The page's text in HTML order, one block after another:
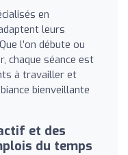
en
leurs
l’on débute ou
chaque séance est
à travailler et
bienveillante
et des
du temps